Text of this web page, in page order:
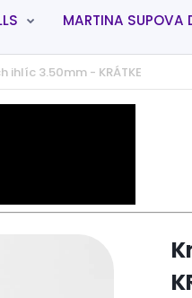
MARTINA SUPOVA
ihlíc 3.50mm - KRÁTKE